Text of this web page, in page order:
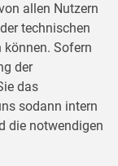
allen Nutzern
technischen
Sofern
der
das
sodann intern
die notwendigen